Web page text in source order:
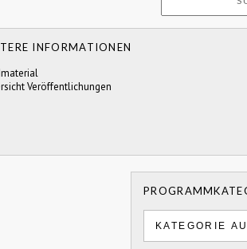
INFORMATIONEN
Veröffentlichungen